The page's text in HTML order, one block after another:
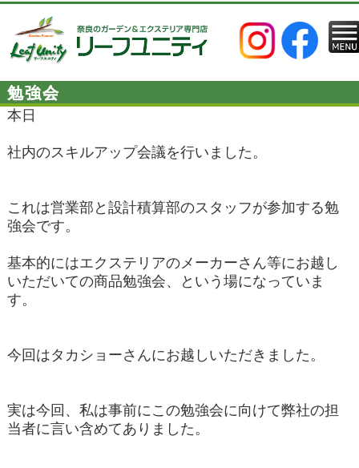
勉強会
本日
社内のスキルアップ会議を行いました。
これは営業部と設計積算部のスタッフが参加する勉
強会です。
基本的にはエクステリアのメーカーさん等にお越し
いただいての商品勉強会、という場になっていま
す。
今回はタカショーさんにお越しいただきました。
実は今回、私は事前にこの勉強会に向けて弊社の担
当者に言い含めてありました。